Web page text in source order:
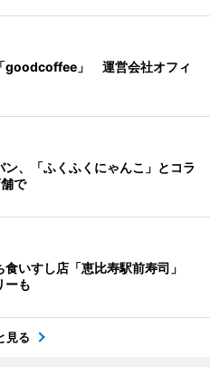
goodcoffee」 運営会社オフィ
ン、「ふくふくにゃんこ」とコラ
で
食いすし店「恵比寿駅前寿司」
ーも
見る